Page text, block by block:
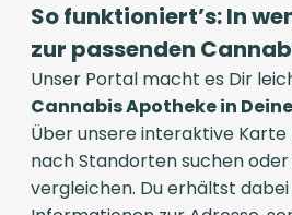
So funktioniert’s: In
zur passenden
Unser Portal macht es Dir
Cannabis Apotheke in
Über unsere interaktive Karte
nach Standorten suchen
vergleichen. Du erhältst